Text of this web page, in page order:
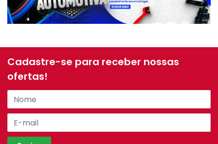
Cadastre-se para receber nossas
ofertas!